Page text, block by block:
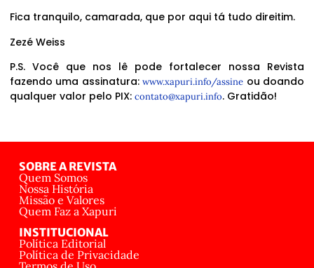
Fica tranquilo, camarada, que por aqui tá tudo direitim.
Zezé Weiss
P.S. Você que nos lê pode fortalecer nossa Revista
fazendo uma assinatura:www.xapuri.info/assine ou doando
qualquer valor pelo PIX: contato@xapuri.info. Gratidão!
SOBRE A REVISTA
Quem Somos
Nossa História
Missão e Valores
Quem Faz a Xapuri
INSTITUCIONAL
Política Editorial
Política de Privacidade